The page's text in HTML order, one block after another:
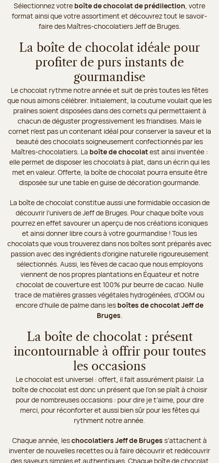
Sélectionnez votre boîte de chocolat de prédilection , votre
format ainsi que votre assortiment et découvrez tout le savoir-
faire des Maîtres-chocolatiers Jeff de Bruges.
La boîte de chocolat idéale pour
profiter de purs instants de
gourmandise
Le chocolat rythme notre année et suit de près toutes les fêtes
que nous aimons célébrer. Initialement, la coutume voulait que les
pralines soient disposées dans des cornets qui permettaient à
chacun de déguster progressivement les friandises. Mais le
cornet n’est pas un contenant idéal pour conserver la saveur et la
beauté des chocolats soigneusement confectionnés par les
Maîtres-chocolatiers. La boîte de chocolatest ainsi inventée :
elle permet de disposer les chocolats à plat, dans un écrin qui les
met en valeur. Offerte, la boîte de chocolat pourra ensuite être
disposée sur une table en guise de décoration gourmande.
La boîte de chocolat constitue aussi une formidable occasion de
découvrir l’univers de Jeff de Bruges. Pour chaque boîte vous
pourrez en effet savourer un aperçu de nos créations iconiques
et ainsi donner libre cours à votre gourmandise ! Tous les
chocolats que vous trouverez dans nos boîtes sont préparés avec
passion avec des ingrédients d’origine naturelle rigoureusement
sélectionnés. Aussi, les fèves de cacao que nous employons
viennent de nos propres plantations en Équateur et notre
chocolat de couverture est 100% pur beurre de cacao. Nulle
trace de matières grasses végétales hydrogénées, d’OGM ou
encore d’huile de palme dans les boîtes de chocolat Jeff de
Bruges
La boîte de chocolat : présent
incontournable à offrir pour toutes
les occasions
Le chocolat est universel : offert, il fait assurément plaisir. La
boîte de chocolat est donc un présent que l’on se plaît à choisir
pour de nombreuses occasions : pour dire je t’aime, pour dire
merci, pour réconforter et aussi bien sûr pour les fêtes qui
rythment notre année.
Chaque année, leschocolatiers Jeff de Bruges s’attachent à
inventer de nouvelles recettes ou à faire découvrir et redécouvrir
des saveurs simples et authentiques. Chaque boîte de chocolat